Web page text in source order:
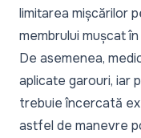
limitarea mișcărilor
membrului mușcat
De asemenea,
aplicate garouri, iar
trebuie încercată
astfel de manevre